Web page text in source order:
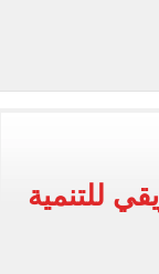
تستحضر أمجاد الصخرة
بدنية.. صور
فيديوللتنمية